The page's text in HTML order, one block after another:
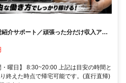
介サポート／頑張った分だけ収入アッ
曜日】 8:30~20:00 上記は目安の時間と
終えた時点で帰宅可能です。(直行直帰)